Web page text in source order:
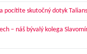
pocítite skutočný dotyk
– náš bývalý kolega